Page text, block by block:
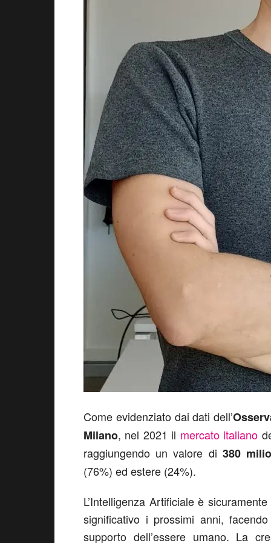
Come evidenziato dai dati dell’
Milano, nel 2021 il mercato italiano
raggiungendo un valore di 380
(76%) ed estere (24%).
L’Intelligenza Artificiale è
significativo i prossimi anni,
supporto dell’essere umano. La